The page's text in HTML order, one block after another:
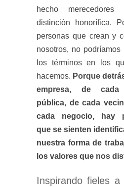
hecho
distinción honorífica.
personas que crean y
nosotros, no podríamos
los términos en los
hacemos. Porque
empresa, de cada
pública, de cada
cada negocio, hay
que se sienten
nuestra forma de
los valores que nos
Inspirando fieles a